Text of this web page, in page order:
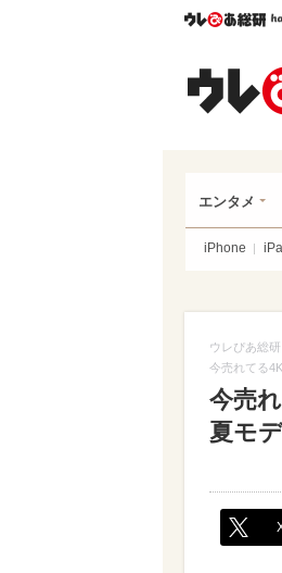
エンタメ
iPhone
ウレぴあ総研
今売れてる
今売
夏モ